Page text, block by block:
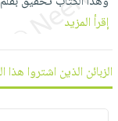
بالأسنان
الحمية
والتغذية
المائدة
والتخزين
أدوات
المطبخ
مبيعاً
العودة
للمدارس
اكسسوارات
مجاني
مختارة
اشتراكات
بحث
إقرأ المزيد
الزبائن الذين اشتروا هذا